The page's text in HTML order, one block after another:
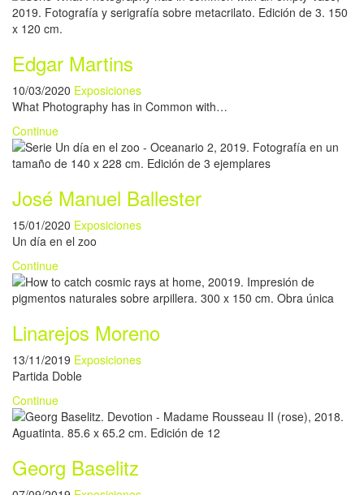
Edgar Martins
10/03/2020 Exposiciones
What Photography has in Common with…
Continue
José Manuel Ballester
15/01/2020 Exposiciones
Un día en el zoo
Continue
Linarejos Moreno
13/11/2019 Exposiciones
Partida Doble
Continue
Georg Baselitz